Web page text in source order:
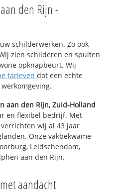
den Rijn -
schilderwerken. Zo ook
zien schilderen en spuiten
opknapbeurt. Wij
tarieven dat een echte
aan den Rijn, Zuid-Holland
en flexibel bedrijf. Met
wij al 43 jaar
Onze vakbekwame
Leidschendam,
aan den Rijn.
aandacht